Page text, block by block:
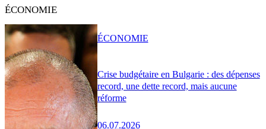
ÉCONOMIE
Crise budgétaire en Bulgarie : des dépenses
record, une dette record, mais aucune
réforme
06.07.2026
ÉCONOMIE